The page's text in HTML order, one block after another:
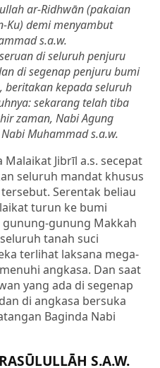
ar-Ridhwān (pakaian
Ku) demi menyambut
s.a.w.
di seluruh penjuru
di segenap penjuru bumi
kepada seluruh
sekarang telah tiba
zaman, Nabi Agung
Muhammad s.a.w.
Jibrīl a.s. secepat
seluruh mandat khusus
Serentak beliau
turun ke bumi
gunung Makkah
tanah suci
terlihat laksana mega-
angkasa. Dan saat
yang ada di segenap
di angkasa bersuka
Baginda Nabi
S.A.W.